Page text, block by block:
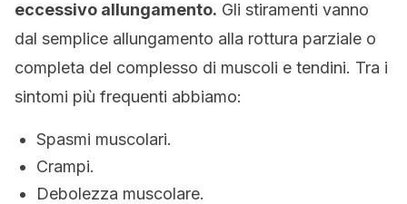
eccessivo allungamento. Gli stiramenti vanno
dal semplice allungamento alla rottura parziale o
completa del complesso di muscoli e tendini. Tra i
sintomi più frequenti abbiamo:
Spasmi muscolari.
Crampi.
Debolezza muscolare.